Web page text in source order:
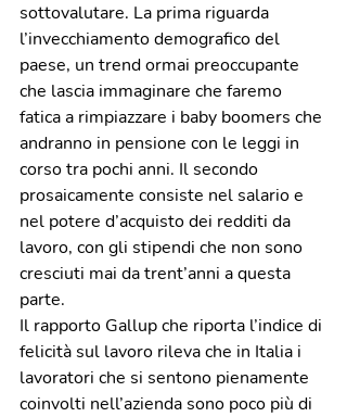
sottovalutare. La prima riguarda
l’invecchiamento demografico del
paese, un trend ormai preoccupante
che lascia immaginare che faremo
fatica a rimpiazzare i baby boomers che
andranno in pensione con le leggi in
corso tra pochi anni. Il secondo
prosaicamente consiste nel salario e
nel potere d’acquisto dei redditi da
lavoro, con gli stipendi che non sono
cresciuti mai da trent’anni a questa
parte.
Il rapporto Gallup che riporta l’indice di
felicità sul lavoro rileva che in Italia i
lavoratori che si sentono pienamente
coinvolti nell’azienda sono poco più di